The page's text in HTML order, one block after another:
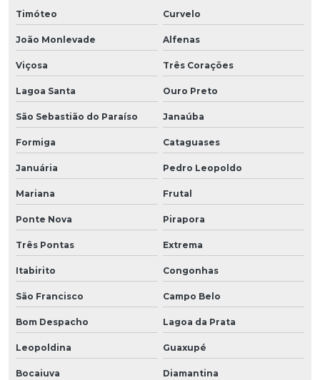
Timóteo Curvelo
João Monlevade Alfenas
Viçosa Três Corações
Lagoa Santa Ouro Preto
São Sebastião do Paraíso Janaúba
Formiga Cataguases
Januária Pedro Leopoldo
Mariana Frutal
Ponte Nova Pirapora
Três Pontas Extrema
Itabirito Congonhas
São Francisco Campo Belo
Bom Despacho Lagoa da Prata
Leopoldina Guaxupé
Bocaiuva Diamantina